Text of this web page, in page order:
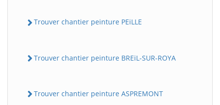
Trouver chantier peinture PEiLLE
Trouver chantier peinture BREiL-SUR-ROYA
Trouver chantier peinture ASPREMONT